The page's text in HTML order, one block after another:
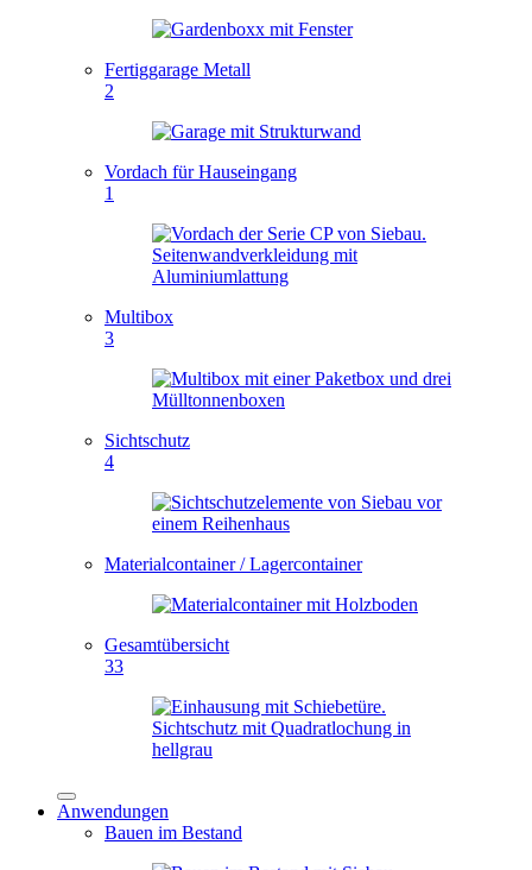
Fertiggarage Metall
2
Vordach für Hauseingang
1
Multibox
3
Sichtschutz
4
Materialcontainer / Lagercontainer
Gesamtübersicht
33
Anwendungen
Bauen im Bestand